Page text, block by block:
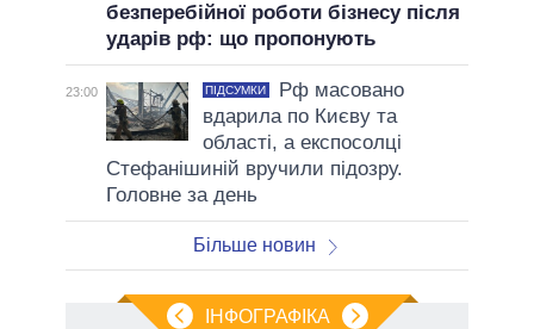
безперебійної роботи бізнесу після
ударів рф: що пропонують
23:00 ПІДСУМКИ
Рф масовано
вдарила по Києву та
області, а експосолці
Стефанішиній вручили підозру.
Головне за день
Більше новин
ІНФОГРАФІКА